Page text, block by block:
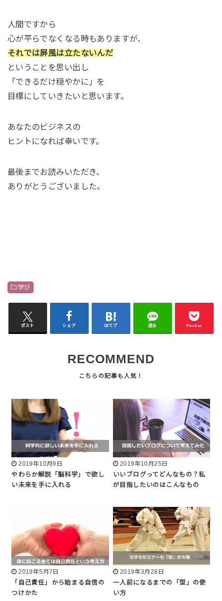
人間ですから
心が平らでなくなる時もありますが、
それでは屏風は立たないんだ
ということを思い出し
「できるだけ穏やかに」を
目標にしていきたいと思います。
あなたのビジネスの
ヒントになれば幸いです。
最後までお読みいただき、
ありがとうございました。
学び
ポスト シェア はてブ 送る Pocket
RECOMMEND
2019年10月9日
やわらか解説「脳科学」で欲し
い未来を手に入れる
2019年10月25日
いいブログってどんなもの？私
が目指したいのはこんなもの
2019年5月7日
「自己責任」から始まる自信の
つけかた
2019年3月28日
一人前になるまでの「型」の使
い方